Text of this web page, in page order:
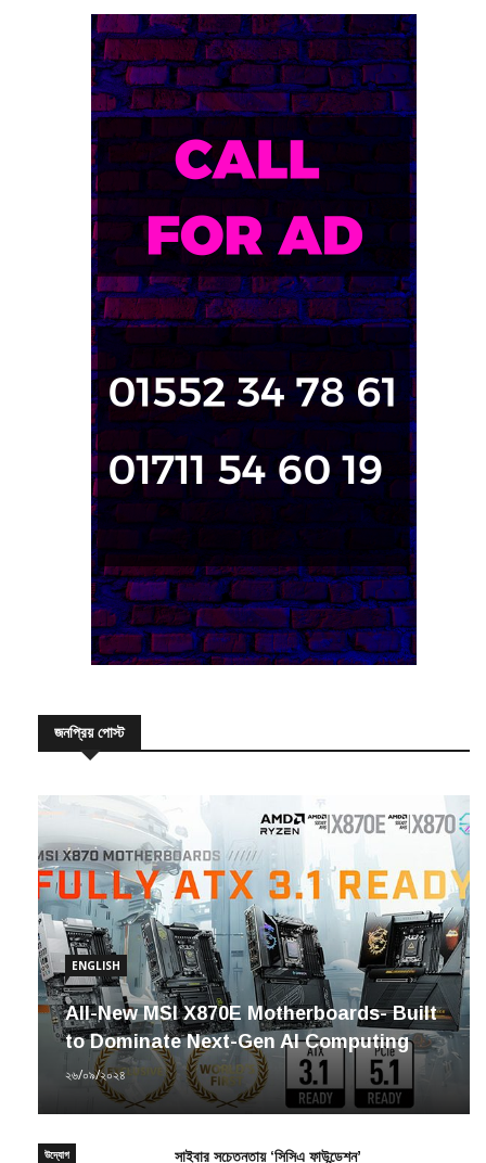
জনপ্রিয় পোস্ট
ENGLISH
All-New MSI X870E Motherboards- Built
to Dominate Next-Gen AI Computing
২৬/০৯/২০২৪
উদ্যোগ
সাইবার সচেতনতায় ‘সিসিএ ফাউন্ডেশন’